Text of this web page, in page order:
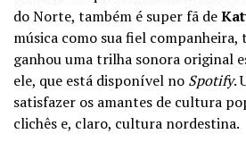
do Norte, também é super fã de
música como sua fiel
ganhou uma trilha sonora original
ele, que está disponível no Spotify.
satisfazer os amantes de cultura
clichês e, claro, cultura nordestina.